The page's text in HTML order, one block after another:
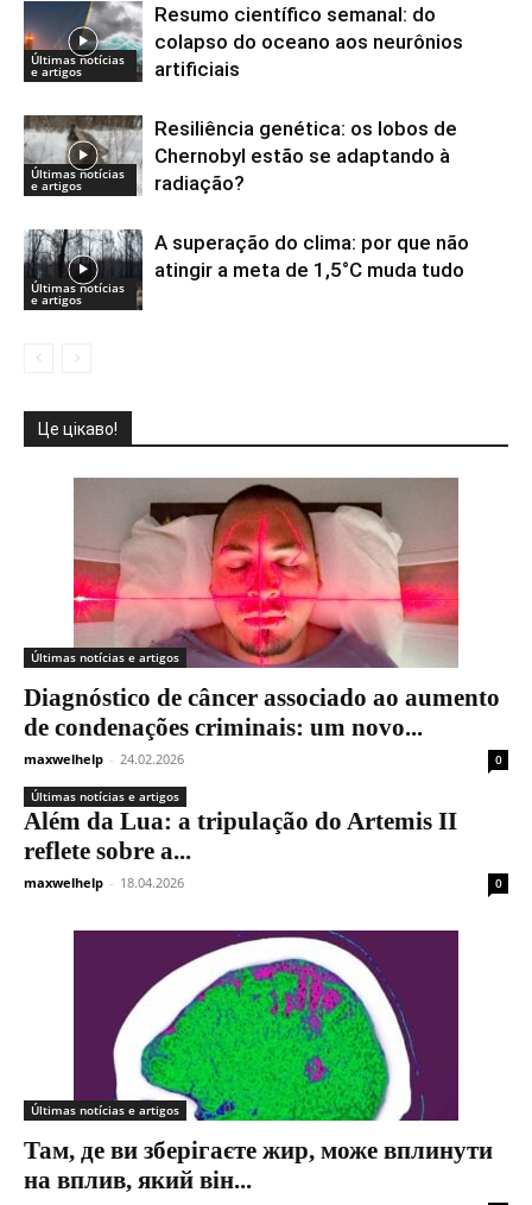
Últimas notícias
e artigos
Resumo científico semanal: do
colapso do oceano aos neurônios
artificiais
Últimas notícias
e artigos
Resiliência genética: os lobos de
Chernobyl estão se adaptando à
radiação?
Últimas notícias
e artigos
A superação do clima: por que não
atingir a meta de 1,5°C muda tudo
Це цікаво!
Últimas notícias e artigos
Diagnóstico de câncer associado ao aumento
de condenações criminais: um novo...
maxwelhelp - 24.02.2026 0
Últimas notícias e artigos
Além da Lua: a tripulação do Artemis II
reflete sobre a...
maxwelhelp - 18.04.2026 0
Últimas notícias e artigos
Там, де ви зберігаєте жир, може вплинути
на вплив, який він...